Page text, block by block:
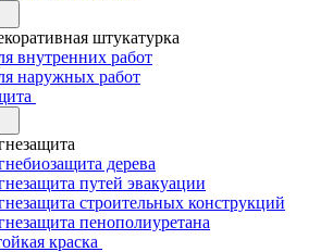
штукатурка
внутренних работ
наружных работ
дерева
путей эвакуации
строительных конструкций
пенополиуретана
краска